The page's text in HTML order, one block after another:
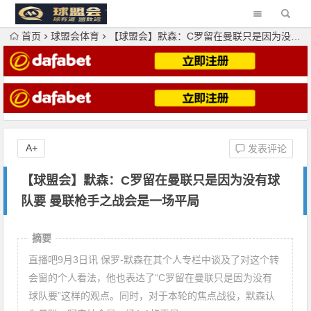
首页 球盟会体育 【球盟会】默森：C罗留在曼联只是因为没有球队要 曼联枪手之战会是一场平局
【球盟会】默森：C罗留在曼联只是因为没有球
队要 曼联枪手之战会是一场平局
发表评论
A+
摘要
直播吧9月3日讯 保罗-默森在其个人专栏中谈及了对这个转
会窗的个人看法，他也表达了“C罗留在曼联只是因为没有
球队要”这样的观点。同时，对于本轮的焦点战役，默森认